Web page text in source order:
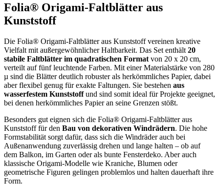
Folia® Origami-Faltblätter aus
Kunststoff
Die Folia® Origami-Faltblätter aus Kunststoff vereinen kreative
Vielfalt mit außergewöhnlicher Haltbarkeit. Das Set enthält 20
stabile Faltblätter im quadratischen Format von 20 x 20 cm,
verteilt auf fünf leuchtende Farben. Mit einer Materialstärke von 280
µ sind die Blätter deutlich robuster als herkömmliches Papier, dabei
aber flexibel genug für exakte Faltungen. Sie bestehen aus
wasserfestem Kunststoffund sind somit ideal für Projekte geeignet,
bei denen herkömmliches Papier an seine Grenzen stößt.
Besonders gut eignen sich die Folia® Origami-Faltblätter aus
Kunststoff für den Bau von dekorativen Windrädern. Die hohe
Formstabilität sorgt dafür, dass sich die Windräder auch bei
Außenanwendung zuverlässig drehen und lange halten – ob auf
dem Balkon, im Garten oder als bunte Fensterdeko. Aber auch
klassische Origami-Modelle wie Kraniche, Blumen oder
geometrische Figuren gelingen problemlos und halten dauerhaft ihre
Form.